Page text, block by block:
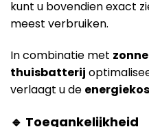
kunt u bovendien exact
meest verbruiken.
In combinatie met
thuisbatterij
verlaagt u de
🔹 Toegankelijkheid